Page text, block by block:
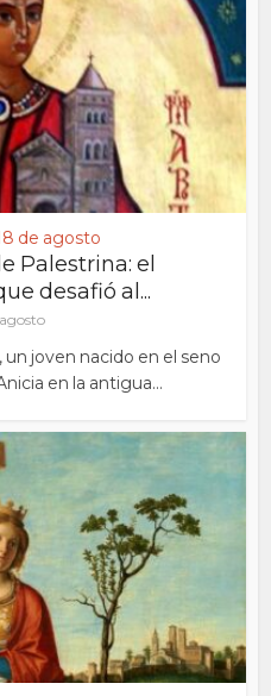
de agosto
Palestrina: el
desafió al...
joven nacido en el seno
en la antigua...